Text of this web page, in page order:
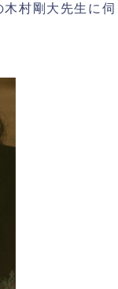
村剛大先生に伺